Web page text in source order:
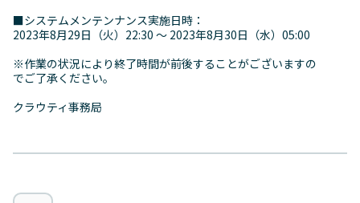
■システムメンテンナンス実施日時：
2023年8月29日（火）22:30 ～ 2023年8月30日（水）05:00
※作業の状況により終了時間が前後することがございますの
でご了承ください。
クラウティ事務局